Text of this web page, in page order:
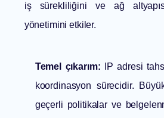
iş sürekliliğini ve ağ
yönetimini etkiler.
Temel çıkarım: IP adresi
koordinasyon sürecidir.
geçerli politikalar ve